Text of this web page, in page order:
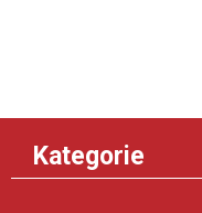
Kategorie